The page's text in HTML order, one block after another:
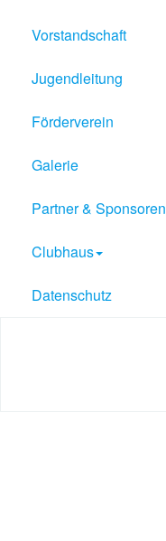
Vorstandschaft
Jugendleitung
Förderverein
Galerie
Partner & Sponsoren
Clubhaus
Datenschutz